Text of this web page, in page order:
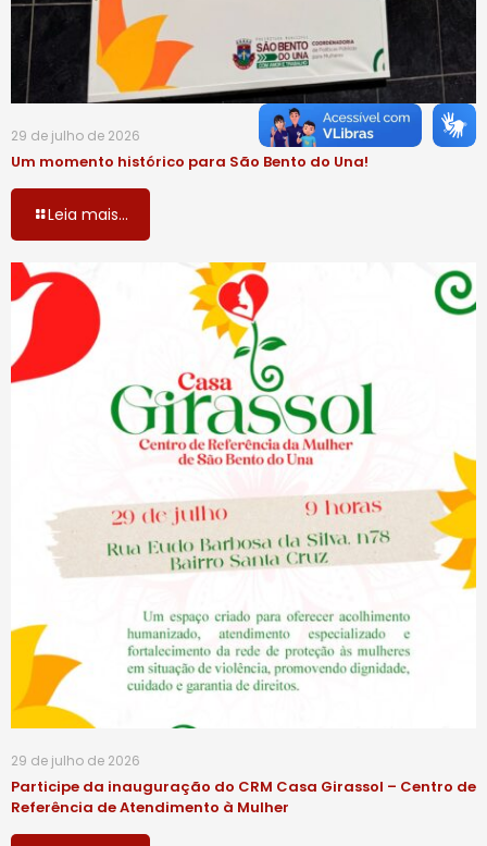
29 de julho de 2026
Um momento histórico para São Bento do Una!
Leia mais...
29 de julho de 2026
Participe da inauguração do CRM Casa Girassol – Centro de
Referência de Atendimento à Mulher